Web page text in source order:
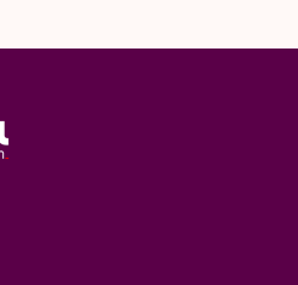
submenu para traduções